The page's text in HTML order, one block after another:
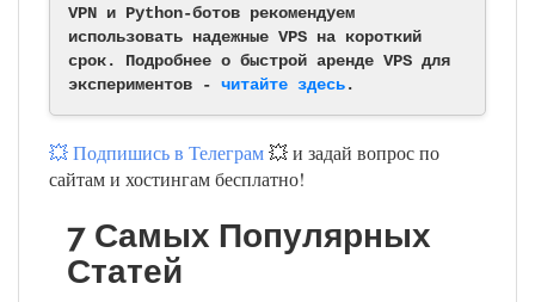
VPN и Python-ботов рекомендуем
использовать надежные VPS на короткий
срок. Подробнее о быстрой аренде VPS для
экспериментов - читайте здесь.
💥 Подпишись в Телеграм💥 и задай вопрос по
сайтам и хостингам бесплатно!
7 Самых Популярных
Статей